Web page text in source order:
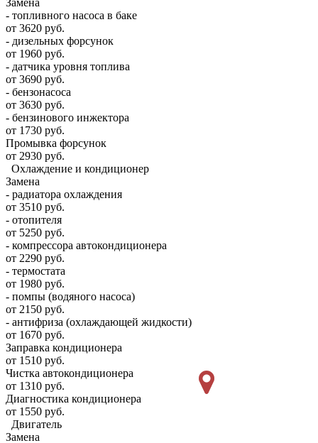
- топливного насоса в баке
от 3620 руб.
- дизельных форсунок
от 1960 руб.
- датчика уровня топлива
от 3690 руб.
- бензонасоса
от 3630 руб.
- бензинового инжектора
от 1730 руб.
Промывка форсунок
от 2930 руб.
Охлаждение и кондиционер
Замена
- радиатора охлаждения
от 3510 руб.
- отопителя
от 5250 руб.
- компрессора автокондиционера
от 2290 руб.
- термостата
от 1980 руб.
- помпы (водяного насоса)
от 2150 руб.
- антифриза (охлаждающей жидкости)
от 1670 руб.
Заправка кондиционера
от 1510 руб.
Чистка автокондиционера
от 1310 руб.
Диагностика кондиционера
от 1550 руб.
Двигатель
Замена